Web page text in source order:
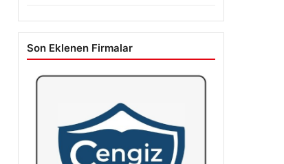
Son Eklenen Firmalar